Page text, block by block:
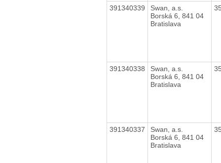
391340339
Swan, a.s.
Borská 6, 841 04
Bratislava
391340338
Swan, a.s.
Borská 6, 841 04
Bratislava
391340337
Swan, a.s.
Borská 6, 841 04
Bratislava